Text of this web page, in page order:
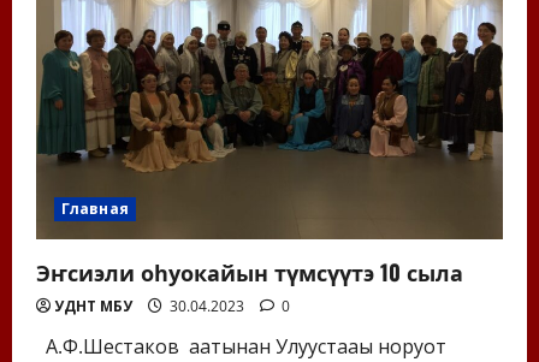
Главная
Эҥсиэли оһуокайын түмсүүтэ 10 сыла
УДНТ МБУ 30.04.2023 0
А.Ф.Шестаков аатынан Улуустааҕы норуот